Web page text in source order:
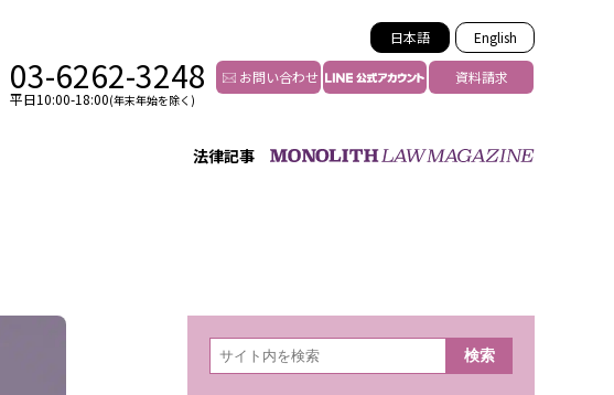
日本語 English
03-6262-3248
平日10:00-18:00(年末年始を除く)
お問い合わせ 資料請求
法律記事
リスティング汚染の削除対策
YouTube等SNSのM&A
検
索 検索